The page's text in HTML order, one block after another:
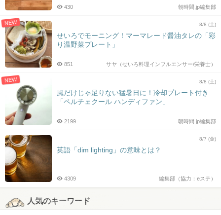
朝時間.jp編集部
430
NEW 8/8 (土)
せいろでモーニング！マーマレード醤油タレの「彩
り温野菜プレート」
サヤ（せいろ料理インフルエンサー/栄養士）
851
NEW 8/8 (土)
風だけじゃ足りない猛暑日に！冷却プレート付き
「ペルチェクール ハンディファン」
朝時間.jp編集部
2199
8/7 (金)
英語「dim lighting」の意味とは？
編集部（協力：eステ）
4309
人気のキーワード